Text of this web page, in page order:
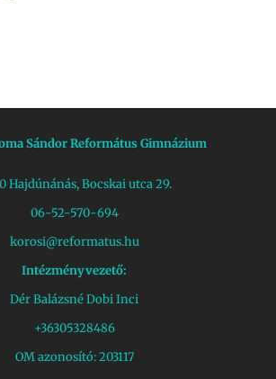
Sándor Református Gimnázium
Hajdúnánás, Bocskai utca 29.
06-52-570-694
korosi@reformatus.hu
Intézményvezető:
Dér Balázsné Dobi Inci
+36305328486
OM azonosító: 203117